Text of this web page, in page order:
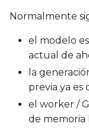
Normalmente
el modelo
actual de
la
previa ya es
el worker /
de memoria